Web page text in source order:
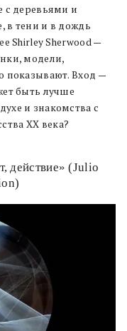
с деревьями и
в тени и в дождь
Shirley Sherwood —
модели,
показывают. Вход —
быть лучше
и знакомства с
XX века?
действие» (Julio